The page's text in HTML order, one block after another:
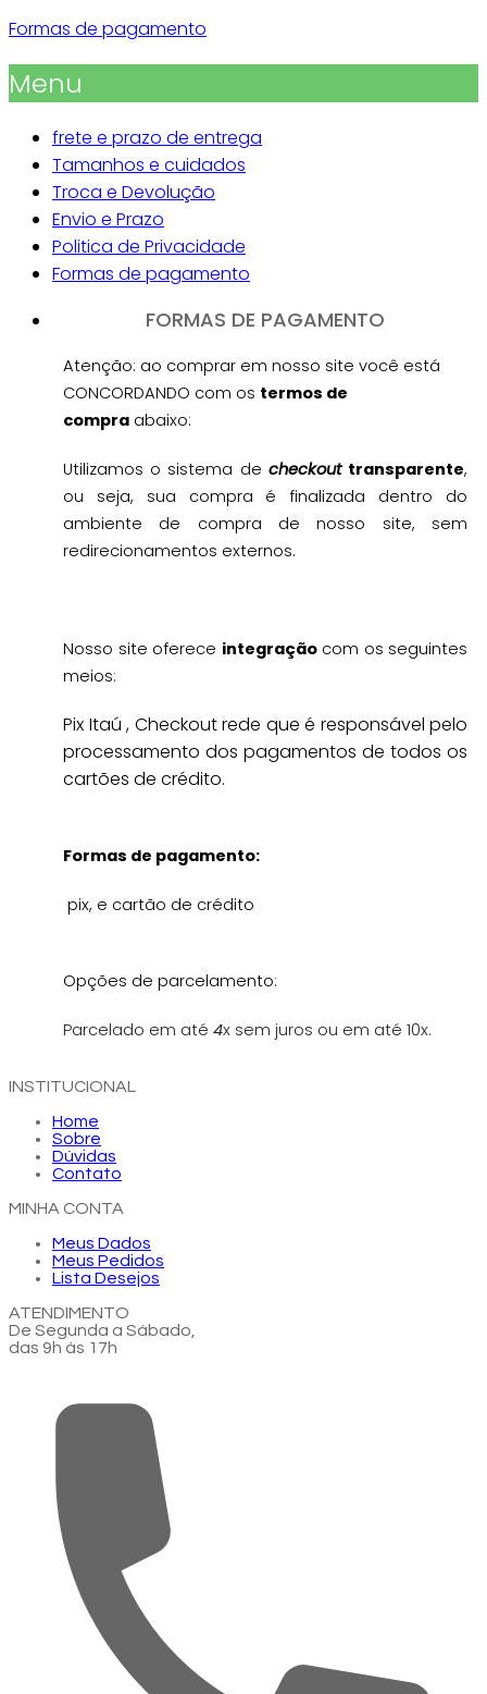
Formas de pagamento
Menu
frete e prazo de entrega
Tamanhos e cuidados
Troca e Devolução
Envio e Prazo
Politica de Privacidade
Formas de pagamento
FORMAS DE PAGAMENTO
Atenção: ao comprar em nosso site você está
CONCORDANDO com os termos de
compra abaixo:
Utilizamos o sistema de checkout transparente,
ou seja, sua compra é finalizada dentro do
ambiente de compra de nosso site, sem
redirecionamentos externos.
Nosso site oferece integraçãocom os seguintes
meios:
Pix Itaú , Checkout rede que é responsável pelo
processamento dos pagamentos de todos os
cartões de crédito.
Formas de pagamento:
pix, e cartão de crédito
Opções de parcelamento:
Parcelado em até 4x sem juros ou em até 10x.
INSTITUCIONAL
Home
Sobre
Dúvidas
Contato
MINHA CONTA
Meus Dados
Meus Pedidos
Lista Desejos
ATENDIMENTO
De Segunda a Sábado,
das 9h às 17h